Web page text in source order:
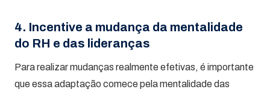
4. Incentive a mudança da mentalidade
do RH e das lideranças
Para realizar mudanças realmente efetivas, é importante
que essa adaptação comece pela mentalidade das